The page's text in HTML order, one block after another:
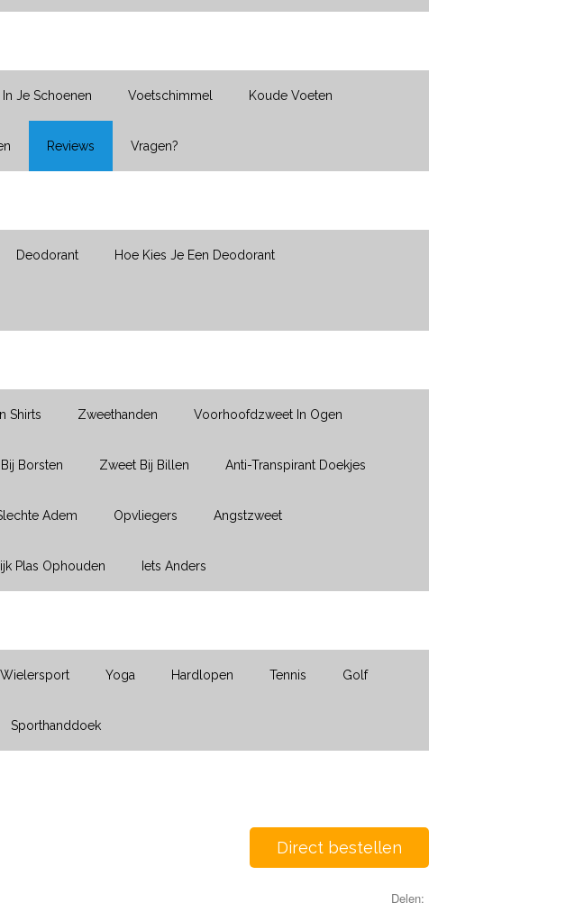
Je Schoenen Voetschimmel Koude Voeten
Reviews Vragen?
Deodorant Hoe Kies Je Een Deodorant
Shirts Zweethanden Voorhoofdzweet In Ogen
Borsten Zweet Bij Billen Anti-Transpirant Doekjes
Adem Opvliegers Angstzweet
Plas Ophouden Iets Anders
Wielersport Yoga Hardlopen Tennis Golf
Sporthanddoek
Direct bestellen
Delen: